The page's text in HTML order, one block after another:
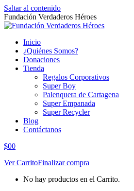
Saltar al contenido
Fundación Verdaderos Héroes
Inicio
¿Quiénes Somos?
Donaciones
Tienda
Regalos Corporativos
Super Boy
Palenquera de Cartagena
Super Empanada
Super Recycler
Blog
Contáctanos
$00
Ver CarritoFinalizar compra
No hay productos en el Carrito.